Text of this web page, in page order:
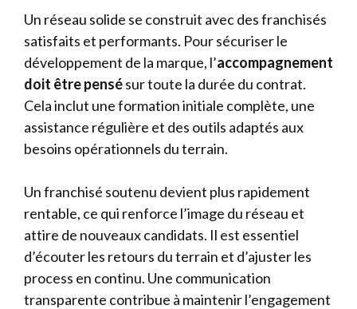
Un réseau solide se construit avec des franchisés
satisfaits et performants. Pour sécuriser le
développement de la marque, l’accompagnement
doit être pensésur toute la durée du contrat.
Cela inclut une formation initiale complète, une
assistance régulière et des outils adaptés aux
besoins opérationnels du terrain.
Un franchisé soutenu devient plus rapidement
rentable, ce qui renforce l’image du réseau et
attire de nouveaux candidats. Il est essentiel
d’écouter les retours du terrain et d’ajuster les
process en continu. Une communication
transparente contribue à maintenir l’engagement